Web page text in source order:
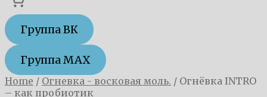
Группа ВК
Группа MAX
Home / Огневка - восковая моль. / Огнёвка INTRO
– как пробиотик